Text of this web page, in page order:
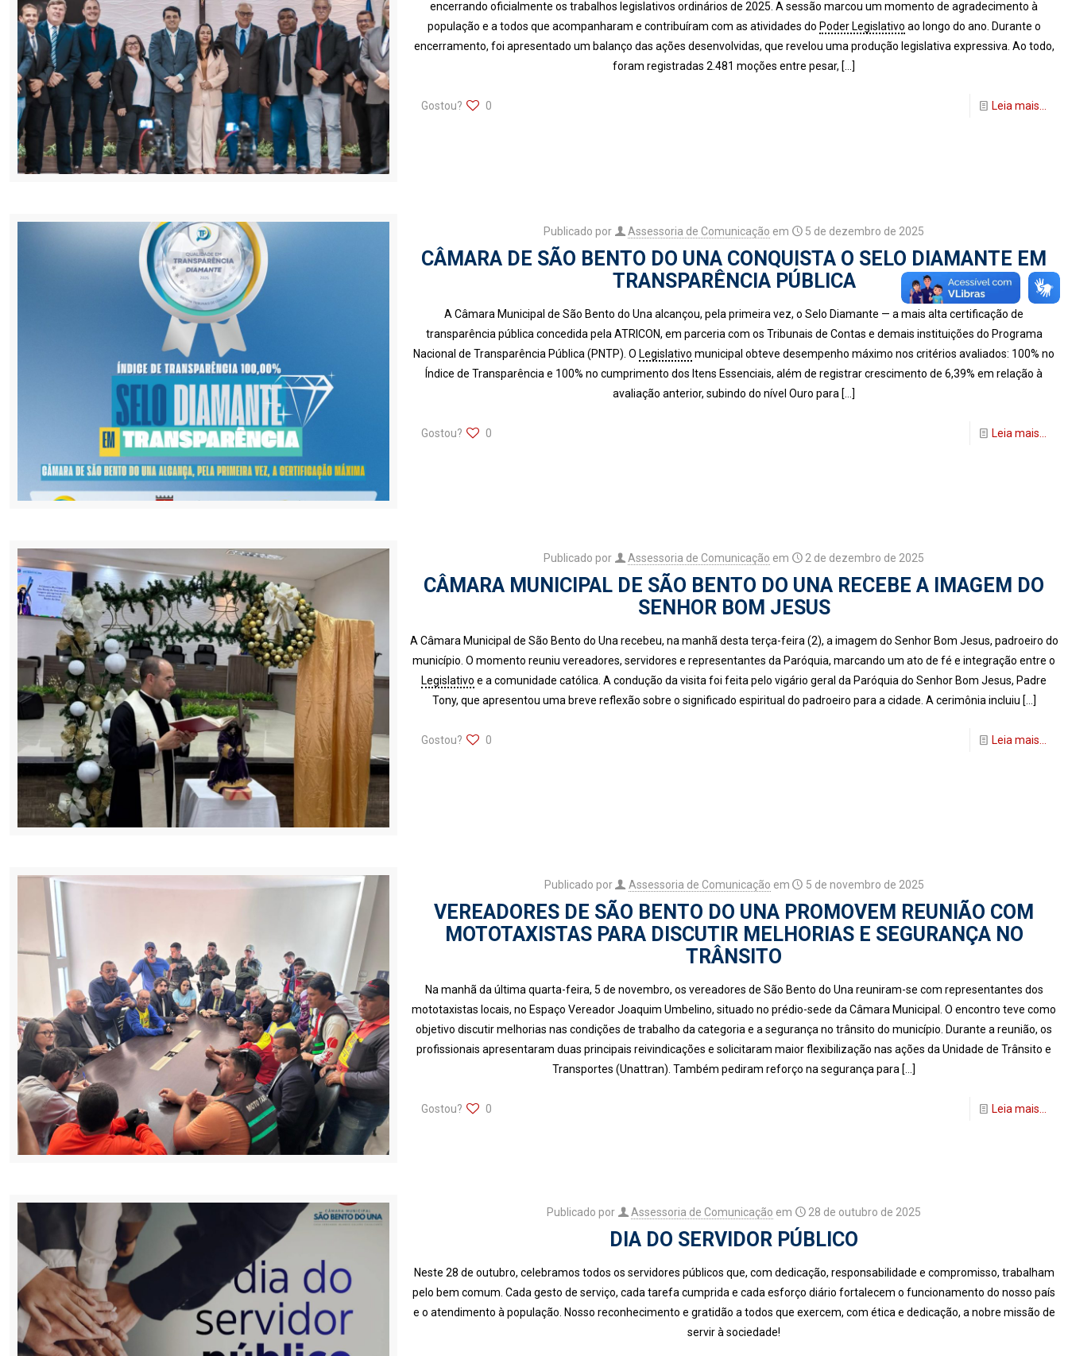
encerrando oficialmente os trabalhos legislativos ordinários de 2025. A sessão marcou um momento de agradecimento à
população e a todos que acompanharam e contribuíram com as atividades do Poder Legislativo ao longo do ano. Durante o
encerramento, foi apresentado um balanço das ações desenvolvidas, que revelou uma produção legislativa expressiva. Ao todo,
foram registradas 2.481 moções entre pesar, […]
Gostou? 0 Leia mais...
Publicado por Assessoria de Comunicação em 5 de dezembro de 2025
CÂMARA DE SÃO BENTO DO UNA CONQUISTA O SELO DIAMANTE EM
TRANSPARÊNCIA PÚBLICA
A Câmara Municipal de São Bento do Una alcançou, pela primeira vez, o Selo Diamante — a mais alta certificação de
transparência pública concedida pela ATRICON, em parceria com os Tribunais de Contas e demais instituições do Programa
Nacional de Transparência Pública (PNTP). O Legislativo municipal obteve desempenho máximo nos critérios avaliados: 100% no
Índice de Transparência e 100% no cumprimento dos Itens Essenciais, além de registrar crescimento de 6,39% em relação à
avaliação anterior, subindo do nível Ouro para […]
Gostou? 0 Leia mais...
Publicado por Assessoria de Comunicação em 2 de dezembro de 2025
CÂMARA MUNICIPAL DE SÃO BENTO DO UNA RECEBE A IMAGEM DO
SENHOR BOM JESUS
A Câmara Municipal de São Bento do Una recebeu, na manhã desta terça-feira (2), a imagem do Senhor Bom Jesus, padroeiro do
município. O momento reuniu vereadores, servidores e representantes da Paróquia, marcando um ato de fé e integração entre o
Legislativo e a comunidade católica. A condução da visita foi feita pelo vigário geral da Paróquia do Senhor Bom Jesus, Padre
Tony, que apresentou uma breve reflexão sobre o significado espiritual do padroeiro para a cidade. A cerimônia incluiu […]
Gostou? 0 Leia mais...
Publicado por Assessoria de Comunicação em 5 de novembro de 2025
VEREADORES DE SÃO BENTO DO UNA PROMOVEM REUNIÃO COM
MOTOTAXISTAS PARA DISCUTIR MELHORIAS E SEGURANÇA NO
TRÂNSITO
Na manhã da última quarta-feira, 5 de novembro, os vereadores de São Bento do Una reuniram-se com representantes dos
mototaxistas locais, no Espaço Vereador Joaquim Umbelino, situado no prédio-sede da Câmara Municipal. O encontro teve como
objetivo discutir melhorias nas condições de trabalho da categoria e a segurança no trânsito do município. Durante a reunião, os
profissionais apresentaram duas principais reivindicações e solicitaram maior flexibilização nas ações da Unidade de Trânsito e
Transportes (Unattran). Também pediram reforço na segurança para […]
Gostou? 0 Leia mais...
Publicado por Assessoria de Comunicação em 28 de outubro de 2025
DIA DO SERVIDOR PÚBLICO
Neste 28 de outubro, celebramos todos os servidores públicos que, com dedicação, responsabilidade e compromisso, trabalham
pelo bem comum. Cada gesto de serviço, cada tarefa cumprida e cada esforço diário fortalecem o funcionamento do nosso país
e o atendimento à população. Nosso reconhecimento e gratidão a todos que exercem, com ética e dedicação, a nobre missão de
servir à sociedade!